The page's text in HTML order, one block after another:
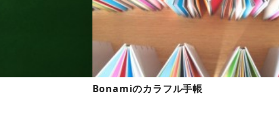
Bonamiのカラフル手帳